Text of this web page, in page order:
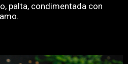
palta, condimentada con